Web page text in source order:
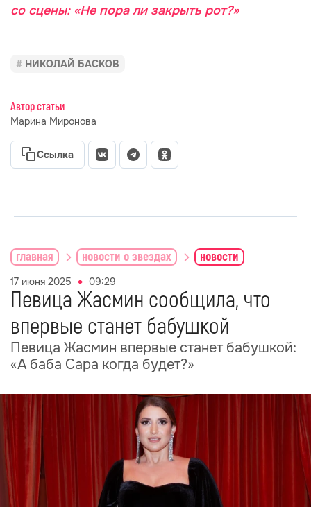
со сцены: «Не пора ли закрыть рот?»
НИКОЛАЙ БАСКОВ
Автор статьи
Марина Миронова
Ссылка
главная новости о звездах новости
17 июня 2025 09:29
Певица Жасмин сообщила, что
впервые станет бабушкой
Певица Жасмин впервые станет бабушкой:
«А баба Сара когда будет?»